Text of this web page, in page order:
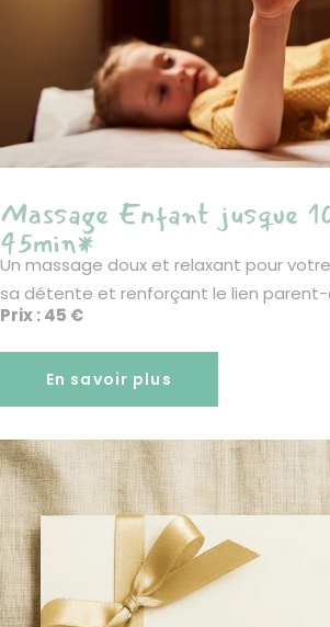
Massage Enfant jusque
45min*
Un massage doux et relaxant pour
sa détente et renforçant le lien
Prix : 45 €
En savoir plus